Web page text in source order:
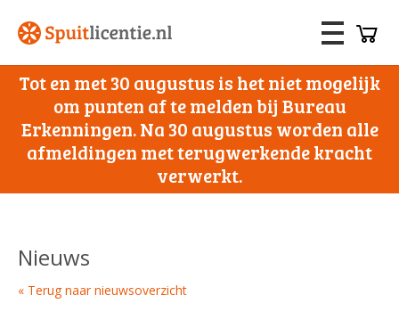
Tot en met 30 augustus is het niet mogelijk
om punten af te melden bij Bureau
Erkenningen. Na 30 augustus worden alle
afmeldingen met terugwerkende kracht
verwerkt.
Nieuws
« Terug naar nieuwsoverzicht